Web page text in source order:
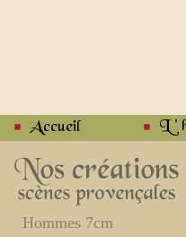
Hommes 7cm